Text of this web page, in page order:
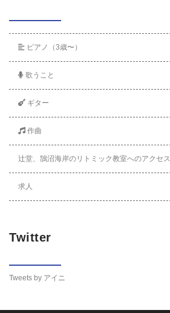
ピアノ（3歳〜）
歌うこと
ギター
作曲
辻堂、鵠沼海岸のリトミック教室へのアクセス
求人
Twitter
Tweets by アイニ